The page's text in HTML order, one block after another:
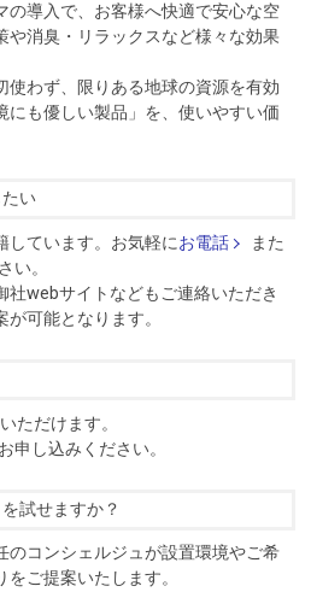
の導入で、お客様へ快適で安心な空
や消臭・リラックスなど様々な効果
使わず、限りある地球の資源を有効
にも優しい製品」を、使いやすい価
い
しています。お気軽にお電話
また
い。
社webサイトなどもご連絡いただき
可能となります。
ただけます。
申し込みください。
試せますか？
のコンシェルジュが設置環境やご希
ご提案いたします。